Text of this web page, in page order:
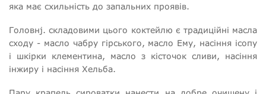
яка має схильність до запальних проявів.
Головнj. складовими цього коктейлю є традиційні масла
сходу - масло чабру гірського, масло Ему, насіння ісопу
і шкірки клементина, масло з кісточок сливи, насіння
інжиру і насіння Хельба.